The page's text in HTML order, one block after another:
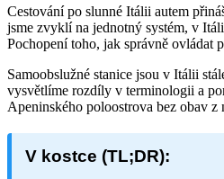
Cestování po slunné Itálii autem
jsme zvyklí na jednotný systém, v
Pochopení toho, jak správně ovládat
Samoobslužné stanice jsou v Itálii
vysvětlíme rozdíly v terminologii a
Apeninského poloostrova bez obav z
V kostce (TL;DR):